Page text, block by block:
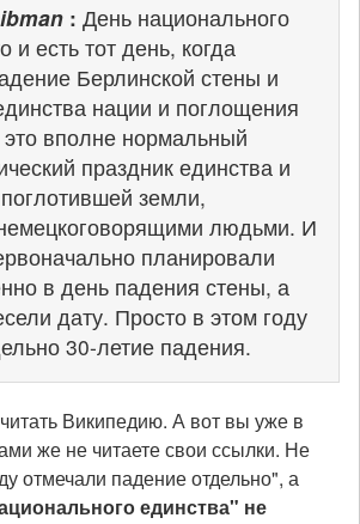
: День национального
и есть тот день, когда
Берлинской стены и
нации и поглощения
вполне нормальный
праздник единства и
земли,
людьми. И
планировали
в день падения стены, а
дату. Просто в этом году
30-летие падения.
Википедию. А вот вы уже в
же не читаете свои ссылки. Не
отмечали падение отдельно", а
единства" не